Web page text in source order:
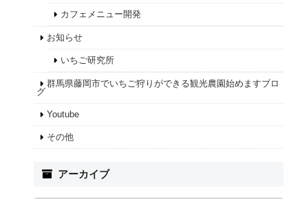
カフェメニュー開発
お知らせ
いちご研究所
群馬県藤岡市でいちご狩りができる観光農園始めますブロ
グ
Youtube
その他
アーカイブ